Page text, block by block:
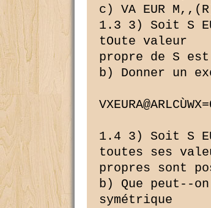
c) VA EUR
1.3 3) Soit S
tOute valeur
propre de S
b) Donner un
1.4 3) Soit S
toutes ses
propres sont
b) Que peut--
symétrique